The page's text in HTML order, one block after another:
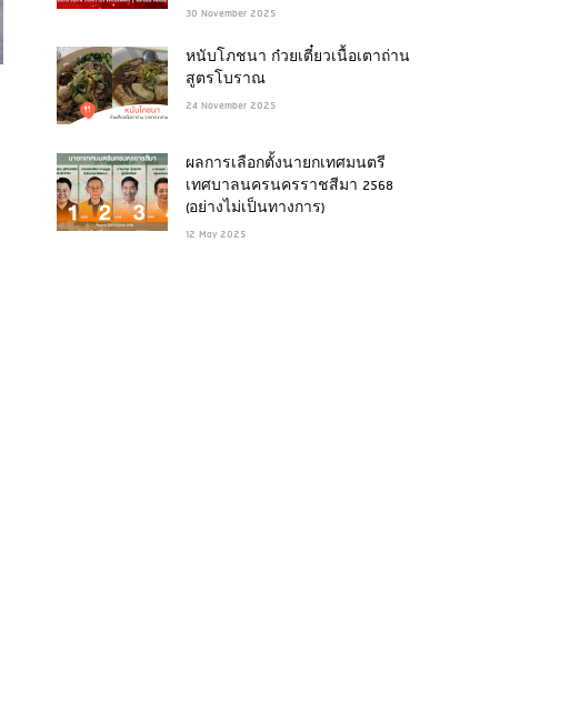
30 November 2025
หนับโภชนา ก๋วยเตี๋ยวเนื้อเตาถ่าน
สูตรโบราณ
24 November 2025
ผลการเลือกตั้งนายกเทศมนตรี
เทศบาลนครนครราชสีมา 2568
(อย่างไม่เป็นทางการ)
12 May 2025